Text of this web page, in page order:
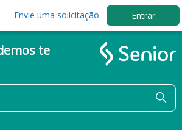
Envie uma solicitação Entrar
te